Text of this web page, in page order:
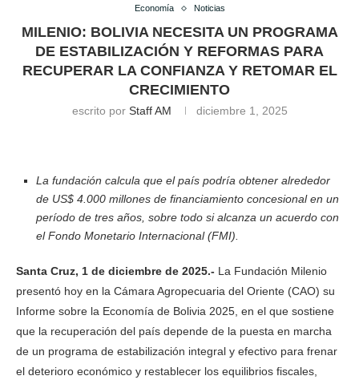
Economía Noticias
MILENIO: BOLIVIA NECESITA UN PROGRAMA
DE ESTABILIZACIÓN Y REFORMAS PARA
RECUPERAR LA CONFIANZA Y RETOMAR EL
CRECIMIENTO
escrito por Staff AM diciembre 1, 2025
La fundación calcula que el país podría obtener alrededor
de US$ 4.000 millones de financiamiento concesional en un
período de tres años, sobre todo si alcanza un acuerdo con
el Fondo Monetario Internacional (FMI).
Santa Cruz, 1 de diciembre de 2025.- La Fundación Milenio
presentó hoy en la Cámara Agropecuaria del Oriente (CAO) su
Informe sobre la Economía de Bolivia 2025, en el que sostiene
que la recuperación del país depende de la puesta en marcha
de un programa de estabilización integral y efectivo para frenar
el deterioro económico y restablecer los equilibrios fiscales,